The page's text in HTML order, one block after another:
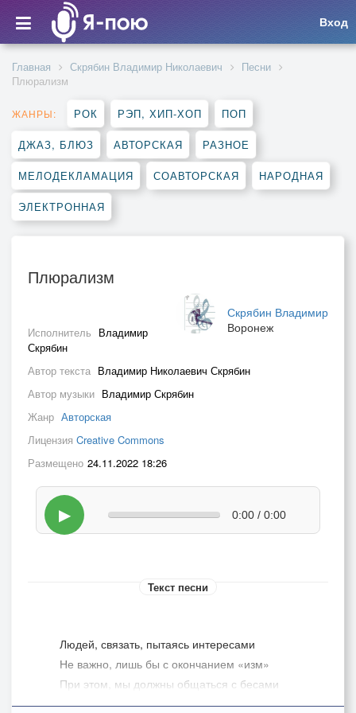
Вход
Главная Скрябин Владимир Николаевич
Песни
Плюрализм
ЖАНРЫ: РОК РЭП, ХИП-ХОП ПОП
ДЖАЗ, БЛЮЗ АВТОРСКАЯ РАЗНОЕ
МЕЛОДЕКЛАМАЦИЯ СОАВТОРСКАЯ НАРОДНАЯ
ЭЛЕКТРОННАЯ
Плюрализм
Скрябин Владимир
Воронеж
Исполнитель Владимир
Скрябин
Автор текста Владимир Николаевич Скрябин
Автор музыки Владимир Скрябин
Жанр Авторская
Лицензия Creative Commons
Размещено 24.11.2022 18:26
▶ 0:00 / 0:00
Текст песни
Людей, связать, пытаясь интересами
Не важно, лишь бы с окончанием «изм»
При этом, мы должны общаться с бесами
Распространился в мире плюрализм.